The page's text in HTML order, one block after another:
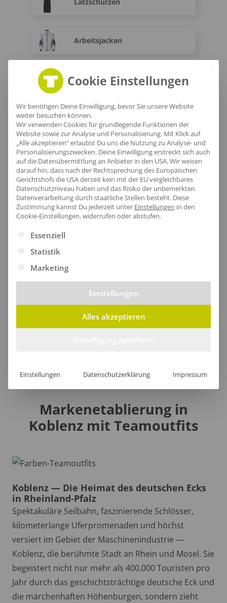
Arbeitsjacken
Arbeitshosen
Warnwesten
Warnschutz-T-Shirts
Fleece Warnschutzjacken
Markenetablierung in
Koblenz mit Teamoutfits
Koblenz — Die Heimat des deutschen Ecks
in Rheinland-Pfalz
Spektakuläre Seilbahn, faszinierende Schlösser,
kilometerlange Uferpromenaden und höchst
versiert im Gebiet der Maschinenindustrie —
Koblenz, die berühmte Stadt an Rhein und Mosel. Sie
begeistert nicht nur mehr als 400.000 Touristen pro
Jahr durch das geschichtsträchtige deutsche Eck und
die märchenhaften Höhenburgen, sondern zieht
Cookie Einstellungen
Wir benötigen Deine Einwilligung, bevor Sie unsere Website
weiter besuchen können.
Wir verwenden Cookies für grundlegende Funktionen der
Website sowie zur Analyse und Personalisierung. Mit Klick auf
„Alle akzeptieren“ erlaubst Du uns die Nutzung zu Analyse- und
Personalisierungszwecken. Deine Einwilligung erstreckt sich auch
auf die Datenübermittlung an Anbieter in den USA. Wir weisen
darauf hin, dass nach der Rechtsprechung des Europäischen
Gerichtshofs die USA derzeit kein mit der EU vergleichbares
Datenschutzniveau haben und das Risiko der unbemerkten
Datenverarbeitung durch staatliche Stellen besteht. Diese
Zustimmung kannst Du jederzeit unter Einstellungen in den
Cookie-Einstellungen, widerrufen oder abstufen.
Es folgt eine Liste der Service-Gruppen, für die eine
Essenziell
Statistik
Marketing
Einstellungen
Alles akzeptieren
Einstellungen Datenschutzerklärung Impressum